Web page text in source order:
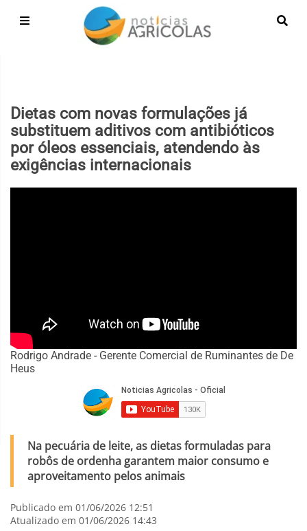
Dietas com novas formulações já
substituem aditivos com antibióticos
por óleos essenciais, atendendo às
exigências internacionais
Rodrigo Andrade - Gerente Comercial de Ruminantes de De
Heus
Na pecuária de leite, as dietas formuladas para
robôs de ordenha garantem maior consumo e
aproveitamento pelos animais
Publicado em 01/06/2026 12:51
Atualizado em 01/06/2026 14:43